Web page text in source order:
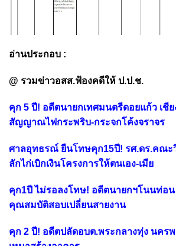
อ่านประกอบ :
@ รวมข่าวอสส.ฟ้องคดีให้ ป.ป.ช.
คุก 5 ปี! อดีตนายกเทศมนตรีดอยแก้ว เชี
สัญญาณไฟกระพริบ-กระจกโค้งจราจร
ศาลอุทธรณ์ ยืนโทษคุก15ปี! รศ.ดร.คณะ
ลักไก่เบิกเงินโครงการให้ตนเอง-เมีย
คุก1ปี ไม่รอลงโทษ! อดีตนายกฯโนนท่อน
คุณสมบัติสอบเปลี่ยนสายงาน
คุก 2 ปี! อดีตปลัดอบต.พระกลางทุ่ง นคร